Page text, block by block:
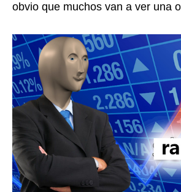
obvio que muchos van a ver una